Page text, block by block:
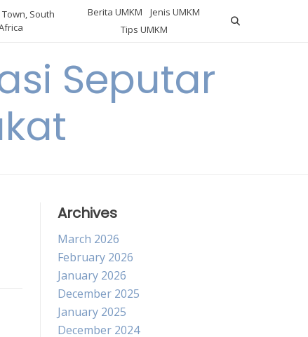
Town, South
Berita UMKM
Jenis UMKM
Tips UMKM
Seputar
Archives
March 2026
February 2026
January 2026
December 2025
January 2025
December 2024